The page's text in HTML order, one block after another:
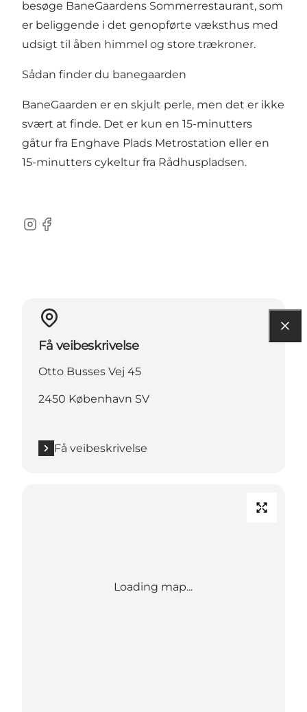
besøge BaneGaardens Sommerrestaurant, som
er beliggende i det genopførte væksthus med
udsigt til åben himmel og store trækroner.
Sådan finder du banegaarden
BaneGaarden er en skjult perle, men det er ikke
svært at finde. Det er kun en 15-minutters
gåtur fra Enghave Plads Metrostation eller en
15-minutters cykeltur fra Rådhuspladsen.
Instagram
Facebook
Få veibeskrivelse
Otto Busses Vej 45
2450 København SV
Få veibeskrivelse
Loading map...